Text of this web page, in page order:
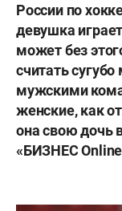
России по
девушка
может без
считать
мужскими
женские, как
она свою дочь
«БИЗНЕС